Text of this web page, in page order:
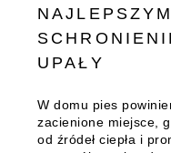
NAJLEPSZYM
UPAŁY
W domu pies
zacienione miejsce,
od źródeł ciepła i